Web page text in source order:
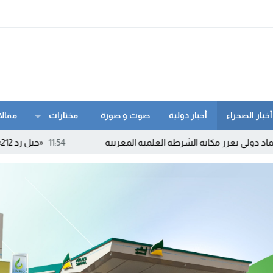
أخبار الصحراء أخبار دولية صوت و صورة مختارات
11:54 «جيل زد 212» ينفي الدعوة إلى أي احتجاجات ويحذر من بلاغات ومنشورات مفبركة الشرطة العلمية المغربية